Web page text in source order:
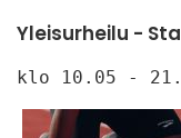
Yleisurheilu -
klo 10.05 -